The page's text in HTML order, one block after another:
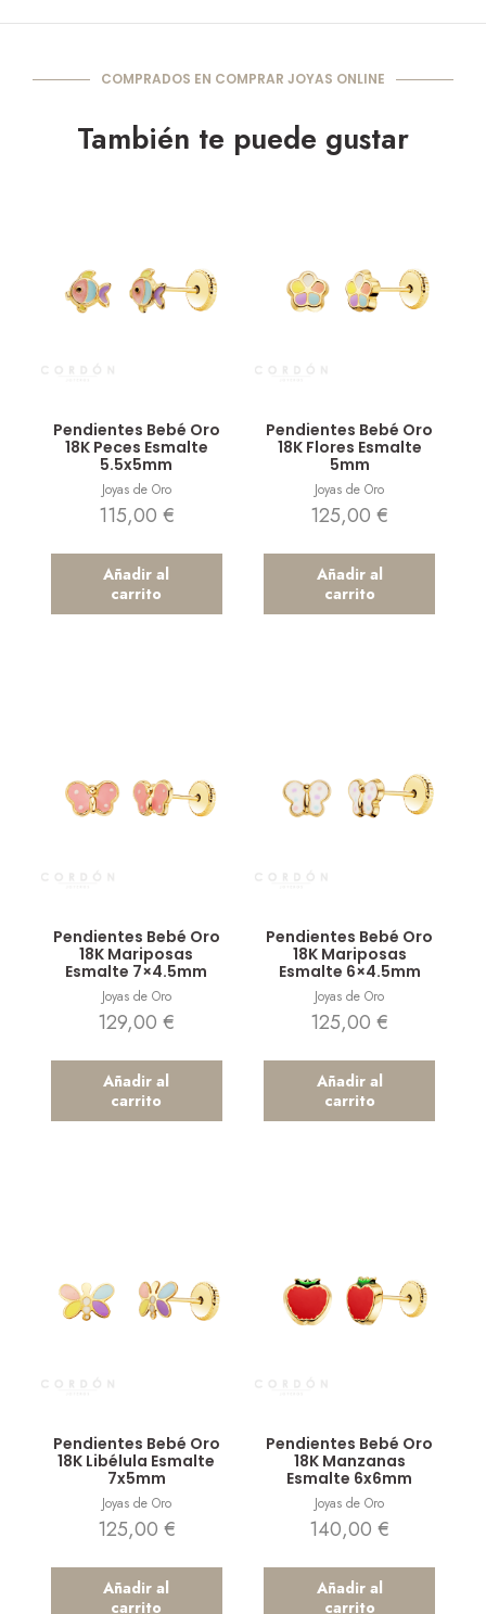
COMPRADOS EN COMPRAR JOYAS ONLINE
También te puede gustar
Pendientes Bebé Oro
18K Peces Esmalte
5.5x5mm
Joyas de Oro
115,00 €
Añadir al
carrito
Pendientes Bebé Oro
18K Flores Esmalte
5mm
Joyas de Oro
125,00€
Añadir al
carrito
Pendientes Bebé Oro
18K Mariposas
Esmalte 7×4.5mm
Joyas de Oro
129,00€
Añadir al
carrito
Pendientes Bebé Oro
18K Mariposas
Esmalte 6×4.5mm
Joyas de Oro
125,00€
Añadir al
carrito
Pendientes Bebé Oro
18K Libélula Esmalte
7x5mm
Joyas de Oro
125,00 €
Añadir al
carrito
Pendientes Bebé Oro
18K Manzanas
Esmalte 6x6mm
Joyas de Oro
140,00€
Añadir al
carrito